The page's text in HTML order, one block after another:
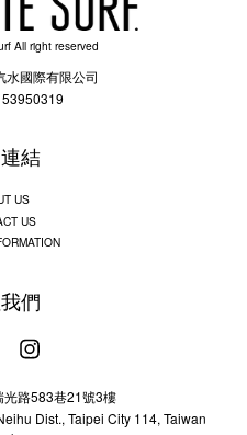
All right reserved
水國際有限公司
結
US
US
們
光路583巷21號3樓
Dist., Taipei City 114, Taiwan